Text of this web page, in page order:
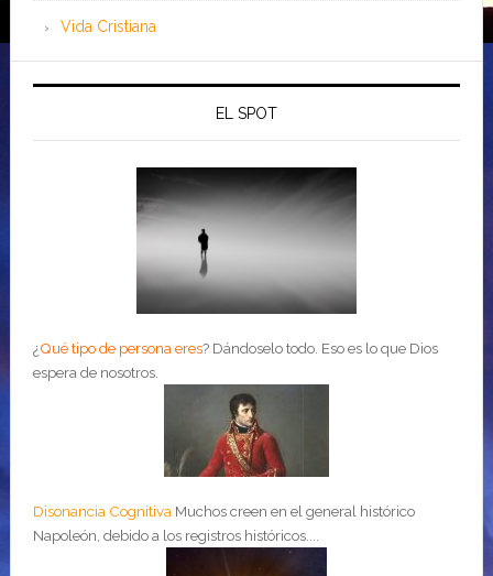
Vida Cristiana
EL SPOT
¿Qué tipo de persona eres? Dándoselo todo. Eso es lo que Dios
espera de nosotros.
Disonancia Cognitiva Muchos creen en el general histórico
Napoleón, debido a los registros históricos....